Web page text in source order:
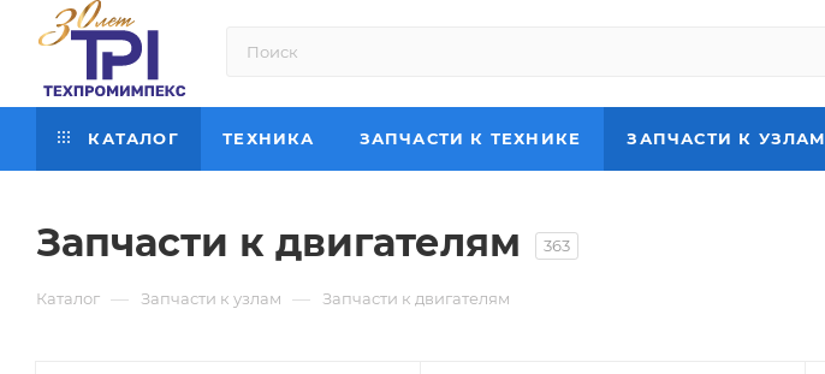
КАТАЛОГ ТЕХНИКА ЗАПЧАСТИ К ТЕХНИКЕ ЗАПЧАСТИ К УЗЛАМ
Запчасти к двигателям 363
Каталог — Запчасти к узлам — Запчасти к двигателям